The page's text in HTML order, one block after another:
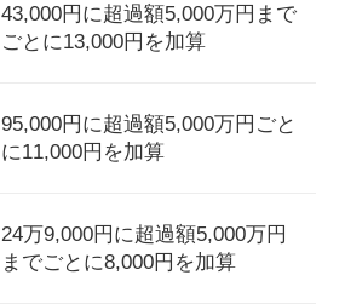
43,000円に超過額5,000万円まで
ごとに13,000円を加算
95,000円に超過額5,000万円ごと
に11,000円を加算
24万9,000円に超過額5,000万円
までごとに8,000円を加算